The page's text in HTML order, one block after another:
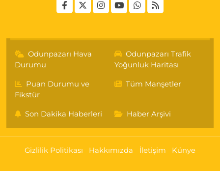
Odunpazarı Hava
Durumu
Odunpazarı Trafik
Yoğunluk Haritası
Puan Durumu ve
Fikstür
Tüm Manşetler
Son Dakika Haberleri Haber Arşivi
Gizlilik Politikası Hakkımızda İletişim Künye